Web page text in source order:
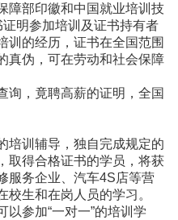
障部印徽和中国就业培训技
明参加培训及证书持有者
训的经历，证书在全国范围
真伪，可在劳动和社会保障
询，竟聘高薪的证明，全国
培训辅导，独自完成规定的
取得合格证书的学员，将获
服务企业、汽车4S店等营
生和在岗人员的学习。
参加“一对一”的培训学